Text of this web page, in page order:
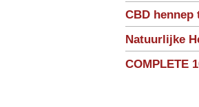
CBD hennep
Natuurlijke
COMPLETE